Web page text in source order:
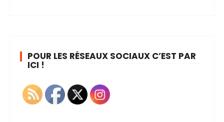
POUR LES RÉSEAUX SOCIAUX C’EST PAR
ICI !